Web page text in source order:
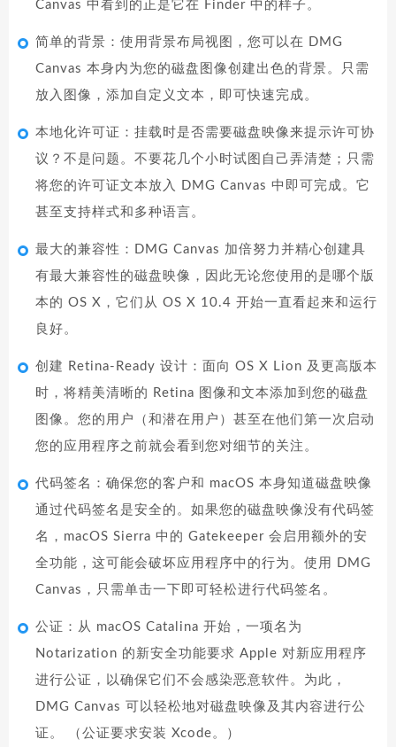
Canvas 中看到的正是它在 Finder 中的样子。
简单的背景：使用背景布局视图，您可以在 DMG
Canvas 本身内为您的磁盘图像创建出色的背景。只需
放入图像，添加自定义文本，即可快速完成。
本地化许可证：挂载时是否需要磁盘映像来提示许可协
议？不是问题。不要花几个小时试图自己弄清楚；只需
将您的许可证文本放入 DMG Canvas 中即可完成。它
甚至支持样式和多种语言。
最大的兼容性：DMG Canvas 加倍努力并精心创建具
有最大兼容性的磁盘映像，因此无论您使用的是哪个版
本的 OS X，它们从 OS X 10.4 开始一直看起来和运行
良好。
创建 Retina-Ready 设计：面向 OS X Lion 及更高版本
时，将精美清晰的 Retina 图像和文本添加到您的磁盘
图像。您的用户（和潜在用户）甚至在他们第一次启动
您的应用程序之前就会看到您对细节的关注。
代码签名：确保您的客户和 macOS 本身知道磁盘映像
通过代码签名是安全的。如果您的磁盘映像没有代码签
名，macOS Sierra 中的 Gatekeeper 会启用额外的安
全功能，这可能会破坏应用程序中的行为。使用 DMG
Canvas，只需单击一下即可轻松进行代码签名。
公证：从 macOS Catalina 开始，一项名为
Notarization 的新安全功能要求 Apple 对新应用程序
进行公证，以确保它们不会感染恶意软件。为此，
DMG Canvas 可以轻松地对磁盘映像及其内容进行公
证。 （公证要求安装 Xcode。）